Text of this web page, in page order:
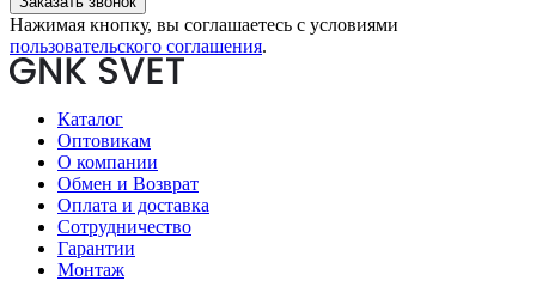
Нажимая кнопку, вы соглашаетесь с условиями
пользовательского соглашения.
Каталог
Оптовикам
О компании
Обмен и Возврат
Оплата и доставка
Сотрудничество
Гарантии
Монтаж